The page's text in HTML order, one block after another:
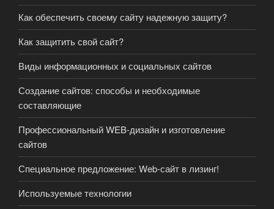
Как обеспечить своему сайту надежную защиту?
Как защитить свой сайт?
Виды информационных и социальных сайтов
Создание сайтов: способы и необходимые
составляющие
Профессиональный WEB-дизайн и изготовление
сайтов
Специальное предложение: Web-сайт в лизинг!
Используемые технологии